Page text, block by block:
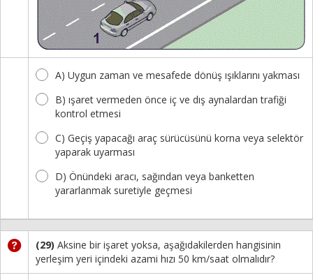
A) Uygun zaman ve mesafede dönüş ışıklarını yakması
B) ışaret vermeden önce iç ve dış aynalardan trafiği
kontrol etmesi
C) Geçiş yapacağı araç sürücüsünü korna veya selektör
yaparak uyarması
D) Önündeki aracı, sağından veya banketten
yararlanmak suretiyle geçmesi
(29) Aksine bir işaret yoksa, aşağıdakilerden hangisinin
yerleşim yeri içindeki azami hızı 50 km/saat olmalıdır?